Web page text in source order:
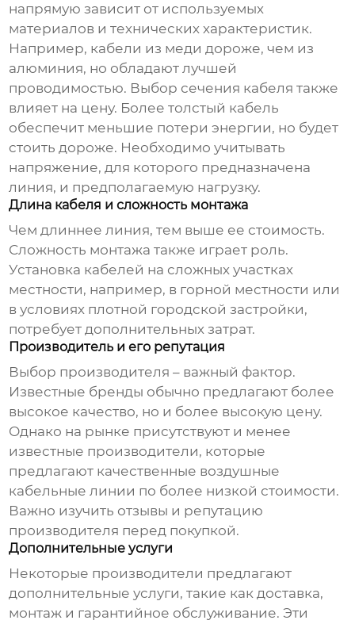
напрямую зависит от используемых
материалов и технических характеристик.
Например, кабели из меди дороже, чем из
алюминия, но обладают лучшей
проводимостью. Выбор сечения кабеля также
влияет на цену. Более толстый кабель
обеспечит меньшие потери энергии, но будет
стоить дороже. Необходимо учитывать
напряжение, для которого предназначена
линия, и предполагаемую нагрузку.
Длина кабеля и сложность монтажа
Чем длиннее линия, тем выше ее стоимость.
Сложность монтажа также играет роль.
Установка кабелей на сложных участках
местности, например, в горной местности или
в условиях плотной городской застройки,
потребует дополнительных затрат.
Производитель и его репутация
Выбор производителя – важный фактор.
Известные бренды обычно предлагают более
высокое качество, но и более высокую цену.
Однако на рынке присутствуют и менее
известные производители, которые
предлагают качественные воздушные
кабельные линии по более низкой стоимости.
Важно изучить отзывы и репутацию
производителя перед покупкой.
Дополнительные услуги
Некоторые производители предлагают
дополнительные услуги, такие как доставка,
монтаж и гарантийное обслуживание. Эти